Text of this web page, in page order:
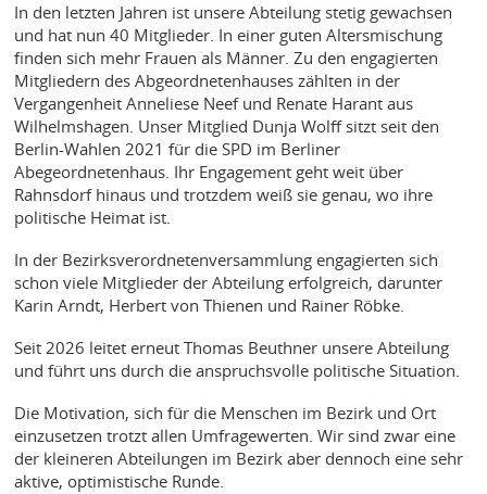
In den letzten Jahren ist unsere Abteilung stetig gewachsen
und hat nun 40 Mitglieder. In einer guten Altersmischung
finden sich mehr Frauen als Männer. Zu den engagierten
Mitgliedern des Abgeordnetenhauses zählten in der
Vergangenheit Anneliese Neef und Renate Harant aus
Wilhelmshagen. Unser Mitglied Dunja Wolff sitzt seit den
Berlin-Wahlen 2021 für die SPD im Berliner
Abegeordnetenhaus. Ihr Engagement geht weit über
Rahnsdorf hinaus und trotzdem weiß sie genau, wo ihre
politische Heimat ist.
In der Bezirksverordnetenversammlung engagierten sich
schon viele Mitglieder der Abteilung erfolgreich, darunter
Karin Arndt, Herbert von Thienen und Rainer Röbke.
Seit 2026 leitet erneut Thomas Beuthner unsere Abteilung
und führt uns durch die anspruchsvolle politische Situation.
Die Motivation, sich für die Menschen im Bezirk und Ort
einzusetzen trotzt allen Umfragewerten. Wir sind zwar eine
der kleineren Abteilungen im Bezirk aber dennoch eine sehr
aktive, optimistische Runde.